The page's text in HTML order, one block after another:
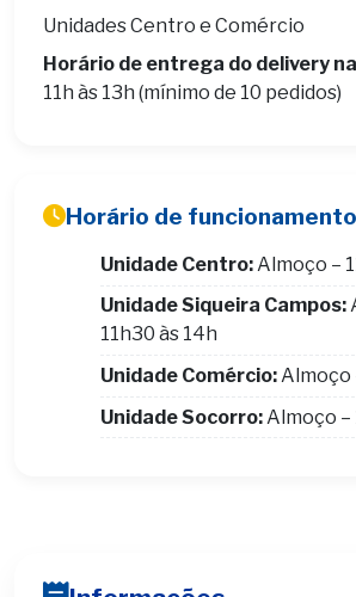
Unidades Centro e Comércio
Horário de entrega do delivery
11h às 13h (mínimo de 10 pedidos)
Horário de funcionamento
Unidade Centro: Almoço –
Unidade Siqueira Campos:
11h30 às 14h
Unidade Comércio:Almoço
Unidade Socorro: Almoço –